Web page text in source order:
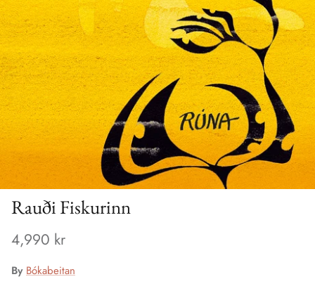
Rauði Fiskurinn
4,990 kr
By Bókabeitan